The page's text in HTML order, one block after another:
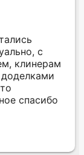
с
клинерам
спасибо